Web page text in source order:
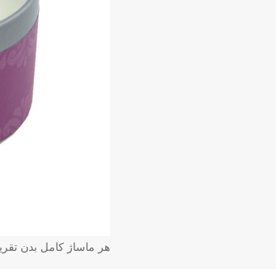
هر ماساژ کامل بدن تقریباً به 12 تا 18 میلی لیتر محصول ذوب